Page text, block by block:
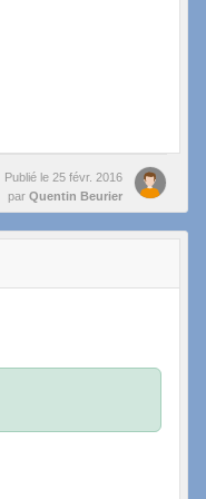
Publié le 25 févr. 2016
par Quentin Beurier